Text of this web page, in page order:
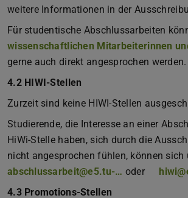
weitere Informationen in der
Für studentische Abschlussarbeiten
wissenschaftlichen Mitarbeiterinnen
gerne auch direkt angesprochen werden.
4.2 HIWI-Stellen
Zurzeit sind keine HIWI-Stellen
Studierende, die Interesse an einer
HiWi-Stelle haben, sich durch die
nicht angesprochen fühlen, können sich
abschlussarbeit@e5.tu-… oder
4.3 Promotions-Stellen